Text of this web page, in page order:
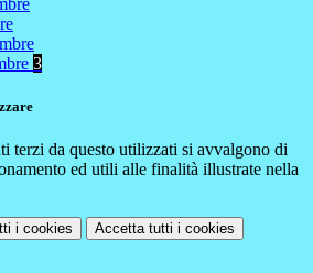
3
terzi da questo utilizzati si avvalgono di
ed utili alle finalità illustrate nella
i cookies Accetta tutti i cookies